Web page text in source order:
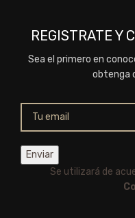
REGISTRATE Y
Sea el primero en
obtenga
Se utilizará de